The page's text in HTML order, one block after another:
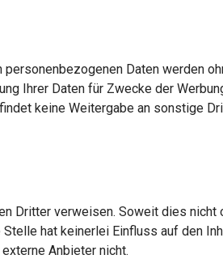
Daten werden
Ihrer Daten für Zwecke der
keine Weitergabe an sonstige
Dritter verweisen. Soweit dies
hat keinerlei Einfluss auf den
Anbieter nicht.